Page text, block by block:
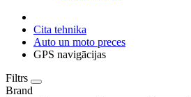
Cita tehnika
Auto un moto preces
GPS navigācijas
Filtrs
Brand